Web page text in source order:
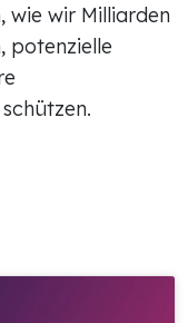
wie wir Milliarden
potenzielle